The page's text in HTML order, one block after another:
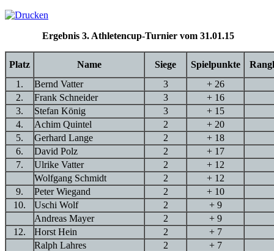
Ergebnis 3. Athletencup-Turnier vom 31.01.15
Platz Name Siege Spielpunkte
1.
Bernd Vatter 3
+ 26
2.
Frank Schneider 3
+ 16
3.
Stefan König 3
+ 15
4.
Achim Quintel 2
+ 20
5.
Gerhard Lange 2
+ 18
6.
David Polz 2
+ 17
7.
Ulrike Vatter 2
+ 12
Wolfgang Schmidt
2
+ 12
9.
Peter Wiegand 2
+ 10
10.
Uschi Wolf 2
+ 9
Andreas Mayer
2
+ 9
12.
Horst Hein 2
+ 7
Ralph Lahres
2
+ 7